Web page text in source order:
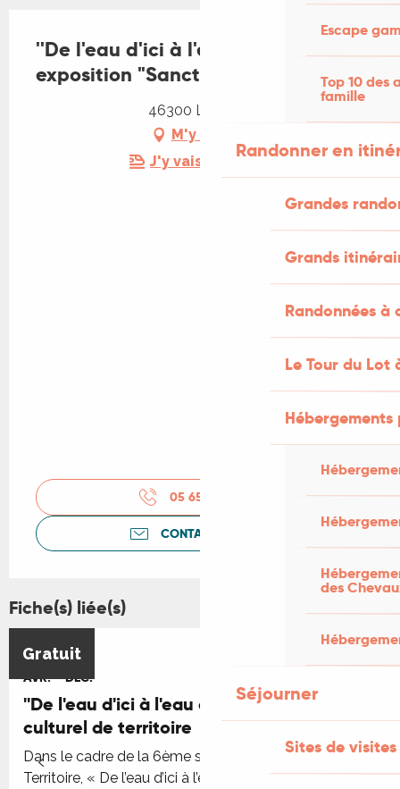
Escape
Top 10 des
famille
Randonner en
Grandes
Grands
Randonnées
Le Tour du Lot
des
Séjourner
Sites de visites
''De l'eau d'ici à l'eau de là'' :
exposition "Sanctuaire"
46300 Le Vigan
M'y rendre
J'y vais en train !
05 65 41 30
CONTACTEZ-NOUS
Fiche(s) liée(s)
Gratuit
3
AVR.
19
DÉC.
''De l'eau d'ici à l'eau de là'', un projet
culturel de territoire
Dans le cadre de la 6ème saison du Projet Culturel de
Territoire, « De l’eau d’ici à l’eau de là » proposé par le